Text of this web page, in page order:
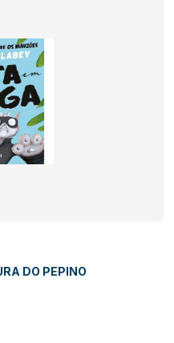
DO PEPINO